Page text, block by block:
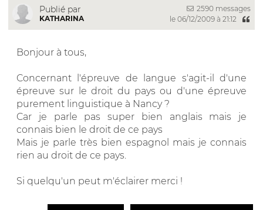
Publié par
KATHARINA
2590 messages
le 06/12/2009 à 21:12
Bonjour à tous,
Concernant l'épreuve de langue s'agit-il d'une
épreuve sur le droit du pays ou d'une épreuve
purement linguistique à Nancy ?
Car je parle pas super bien anglais mais je
connais bien le droit de ce pays
Mais je parle très bien espagnol mais je connais
rien au droit de ce pays.
Si quelqu'un peut m'éclairer merci !